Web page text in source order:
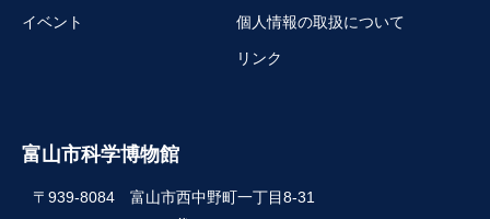
富山市科学博物館
〒939-8084 富山市西中野町一丁目8-31
イベント 個人情報の取扱について
リンク